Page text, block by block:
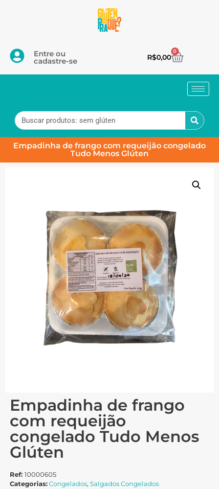
Entre ou
cadastre-se R$0,00
0
Empadinha de frango com requeijão congelado
Tudo Menos Glúten
Empadinha de frango
com requeijão
congelado Tudo Menos
Glúten
Ref: 10000605
Categorias:Congelados, Salgados Congelados